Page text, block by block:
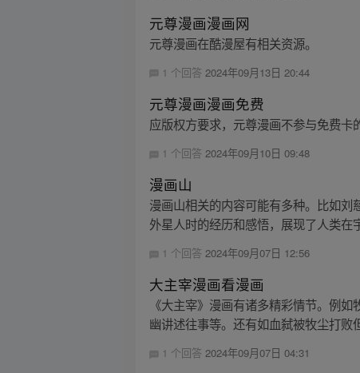
元尊漫画漫画网
元尊漫画在酷漫屋有相关资源。
1 个回答 2024年09月13日 20:44
元尊漫画漫画免费
应版权方要求，元尊漫画不参与免费卡
1 个回答2024年09月10日 09:48
漫画山
漫画山相关的内容可能有多种。比如
外星人时的经历和感悟，展现了人类
1 个回答2024年09月07日 12:56
大主宰漫画看漫画
《大主宰》漫画有诸多精彩情节。例
幽讲述往事等。还有如血弑被牧尘打
1 个回答2024年09月07日 04:31